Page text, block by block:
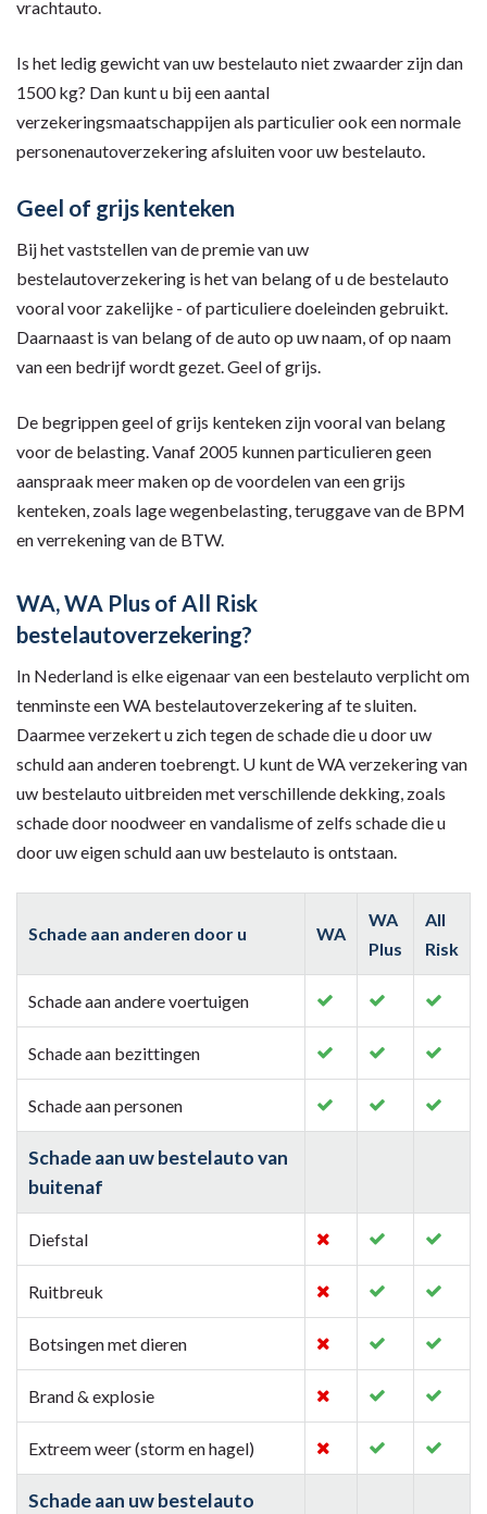
vrachtauto.
Is het ledig gewicht van uw bestelauto niet zwaarder zijn dan
1500 kg? Dan kunt u bij een aantal
verzekeringsmaatschappijen als particulier ook een normale
personenautoverzekering afsluiten voor uw bestelauto.
Geel of grijs kenteken
Bij het vaststellen van de premie van uw
bestelautoverzekering is het van belang of u de bestelauto
vooral voor zakelijke - of particuliere doeleinden gebruikt.
Daarnaast is van belang of de auto op uw naam, of op naam
van een bedrijf wordt gezet. Geel of grijs.
De begrippen geel of grijs kenteken zijn vooral van belang
voor de belasting. Vanaf 2005 kunnen particulieren geen
aanspraak meer maken op de voordelen van een grijs
kenteken, zoals lage wegenbelasting, teruggave van de BPM
en verrekening van de BTW.
WA, WA Plus of All Risk
bestelautoverzekering?
In Nederland is elke eigenaar van een bestelauto verplicht om
tenminste een WA bestelautoverzekering af te sluiten.
Daarmee verzekert u zich tegen de schade die u door uw
schuld aan anderen toebrengt. U kunt de WA verzekering van
uw bestelauto uitbreiden met verschillende dekking, zoals
schade door noodweer en vandalisme of zelfs schade die u
door uw eigen schuld aan uw bestelauto is ontstaan.
Schade aan anderen door u WA
WA
Plus
All
Risk
Schade aan andere voertuigen
Schade aan bezittingen
Schade aan personen
Schade aan uw bestelauto van
buitenaf
Diefstal
Ruitbreuk
Botsingen met dieren
Brand & explosie
Extreem weer (storm en hagel)
Schade aan uw bestelauto